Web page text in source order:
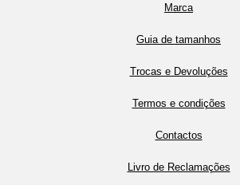
Marca
Guia de tamanhos
Trocas e Devoluções
Termos e condições
Contactos
Livro de Reclamações